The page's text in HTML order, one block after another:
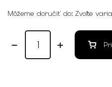
Môžeme doručiť do: Zvoľte